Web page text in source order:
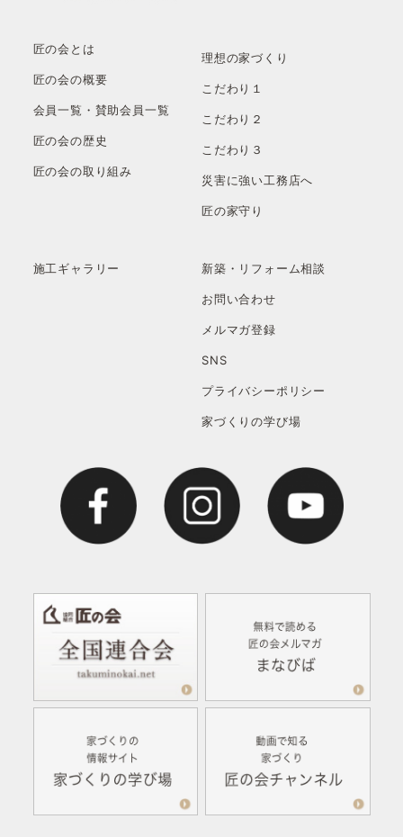
匠の会とは
匠の会の概要
会員一覧・賛助会員一覧
匠の会の歴史
匠の会の取り組み
理想の家づくり
こだわり１
こだわり２
こだわり３
災害に強い工務店へ
匠の家守り
施工ギャラリー 新築・リフォーム相談
お問い合わせ
メルマガ登録
SNS
プライバシーポリシー
家づくりの学び場